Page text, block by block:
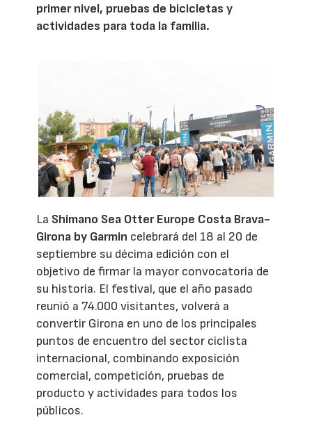
primer nivel, pruebas de bicicletas y
actividades para toda la familia.
La Shimano Sea Otter Europe Costa Brava-
Girona by Garmin celebrará del 18 al 20 de
septiembre su décima edición con el
objetivo de firmar la mayor convocatoria de
su historia. El festival, que el año pasado
reunió a 74.000 visitantes, volverá a
convertir Girona en uno de los principales
puntos de encuentro del sector ciclista
internacional, combinando exposición
comercial, competición, pruebas de
producto y actividades para todos los
públicos.